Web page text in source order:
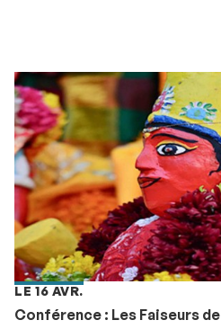
LE 16 AVR.
Conférence : Les Faiseurs